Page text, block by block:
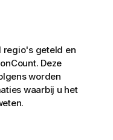
regio's geteld en
. Deze
worden
waarbij u het